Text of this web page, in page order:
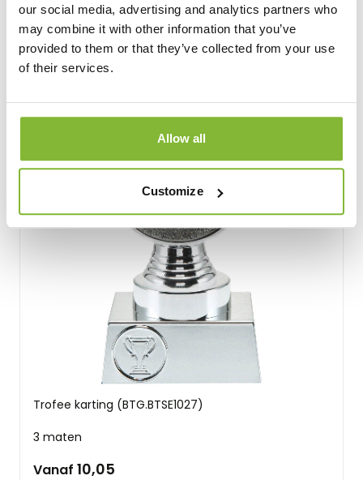
our social media, advertising and analytics partners who
may combine it with other information that you’ve
provided to them or that they’ve collected from your use
of their services.
Allow all
Customize
Bekijk en personaliseer
Trofee karting (BTG.BTSE1027)
3 maten
Vanaf 10,05